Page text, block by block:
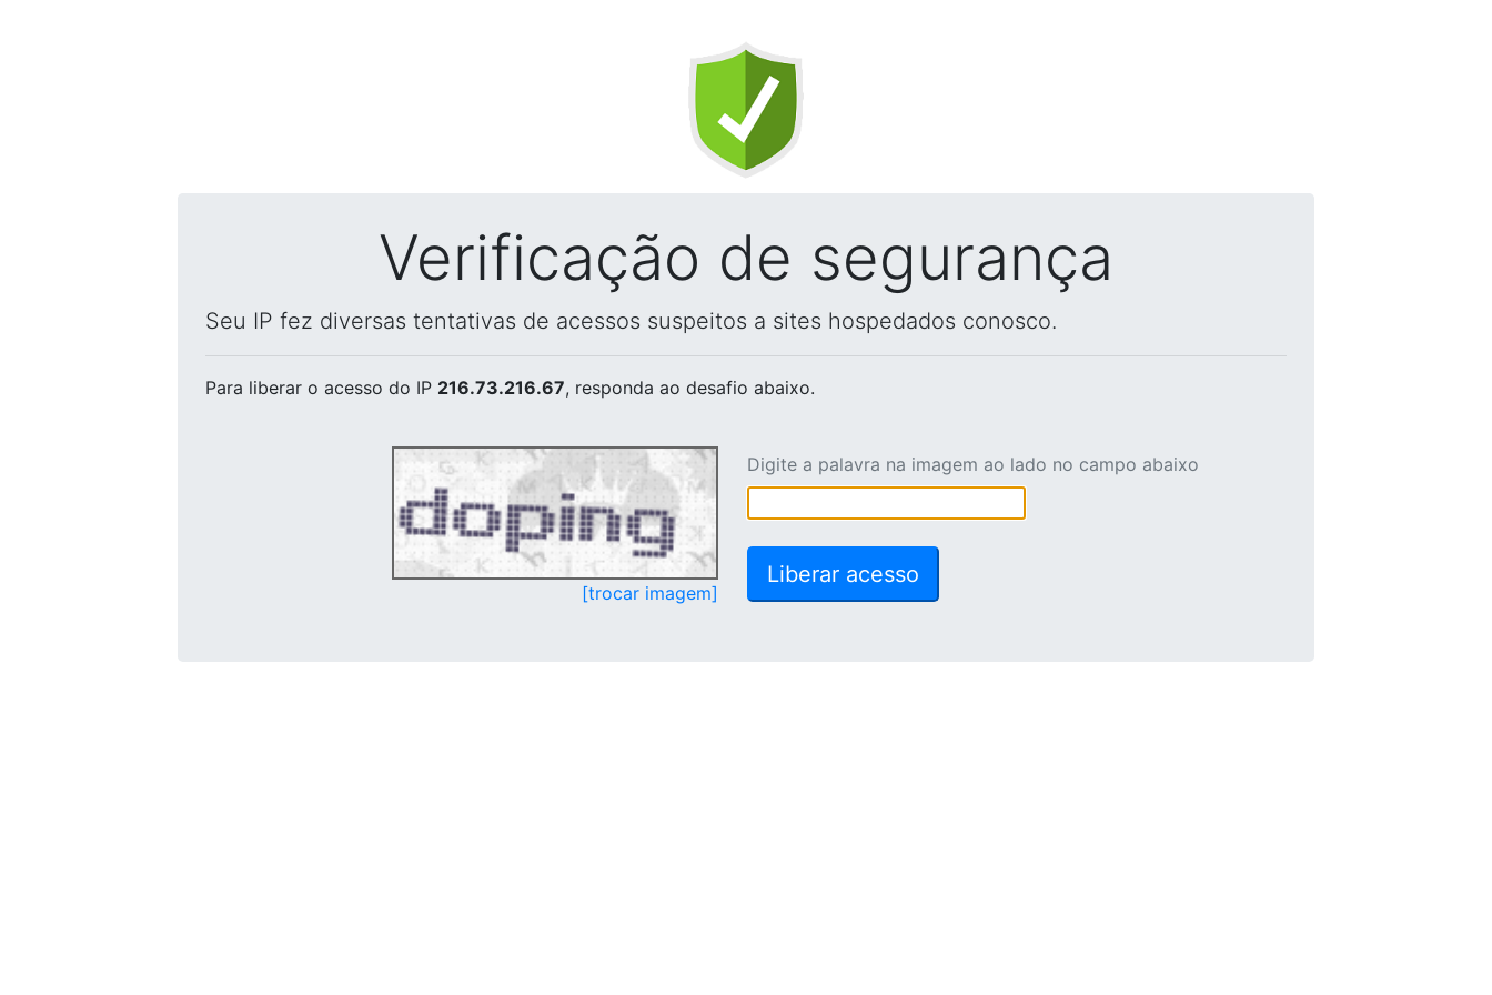
Verificação de segurança
Seu IP fez diversas tentativas de acessos suspeitos a sites hospedados conosco.
Para liberar o acesso do IP 216.73.216.67, responda ao desafio abaixo.
[trocar imagem]
Digite a palavra na imagem ao lado no campo abaixo